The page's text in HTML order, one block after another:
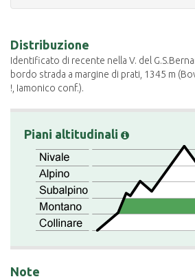
Distribuzione
Identificato di recente nella V. del
bordo strada a margine di prati, 1345 m
!, Iamonico conf.).
Piani altitudinali
Note